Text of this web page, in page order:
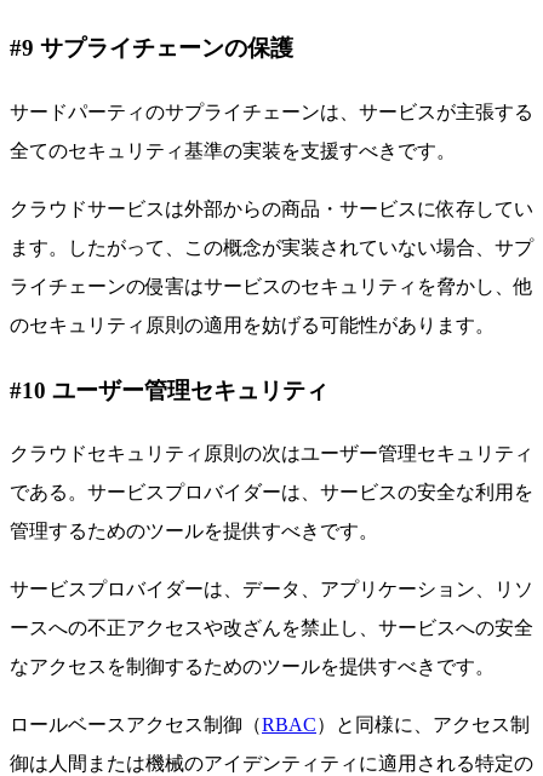
#9 サプライチェーンの保護
サードパーティのサプライチェーンは、サービスが主張する
全てのセキュリティ基準の実装を支援すべきです。
クラウドサービスは外部からの商品・サービスに依存してい
ます。したがって、この概念が実装されていない場合、サプ
ライチェーンの侵害はサービスのセキュリティを脅かし、他
のセキュリティ原則の適用を妨げる可能性があります。
#10 ユーザー管理セキュリティ
クラウドセキュリティ原則の次はユーザー管理セキュリティ
である。サービスプロバイダーは、サービスの安全な利用を
管理するためのツールを提供すべきです。
サービスプロバイダーは、データ、アプリケーション、リソ
ースへの不正アクセスや改ざんを禁止し、サービスへの安全
なアクセスを制御するためのツールを提供すべきです。
ロールベースアクセス制御（RBAC）と同様に、アクセス制
御は人間または機械のアイデンティティに適用される特定の